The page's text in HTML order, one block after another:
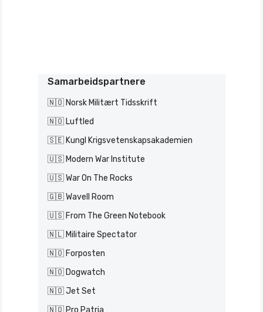
Samarbeidspartnere
🇳🇴 Norsk Militært Tidsskrift
🇳🇴 Luftled
🇸🇪 Kungl Krigsvetenskapsakademien
🇺🇸 Modern War Institute
🇺🇸 War On The Rocks
🇬🇧 Wavell Room
🇺🇸 From The Green Notebook
🇳🇱 Militaire Spectator
🇳🇴 Forposten
🇳🇴 Dogwatch
🇳🇴 Jet Set
🇳🇴 Pro Patria